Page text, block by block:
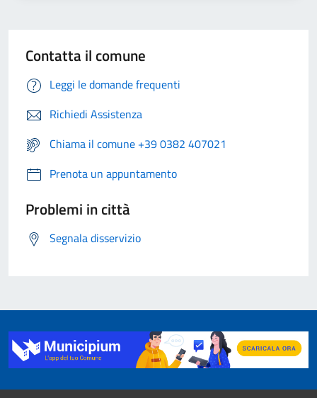
Contatta il comune
Leggi le domande frequenti
Richiedi Assistenza
Chiama il comune +39 0382 407021
Prenota un appuntamento
Problemi in città
Segnala disservizio